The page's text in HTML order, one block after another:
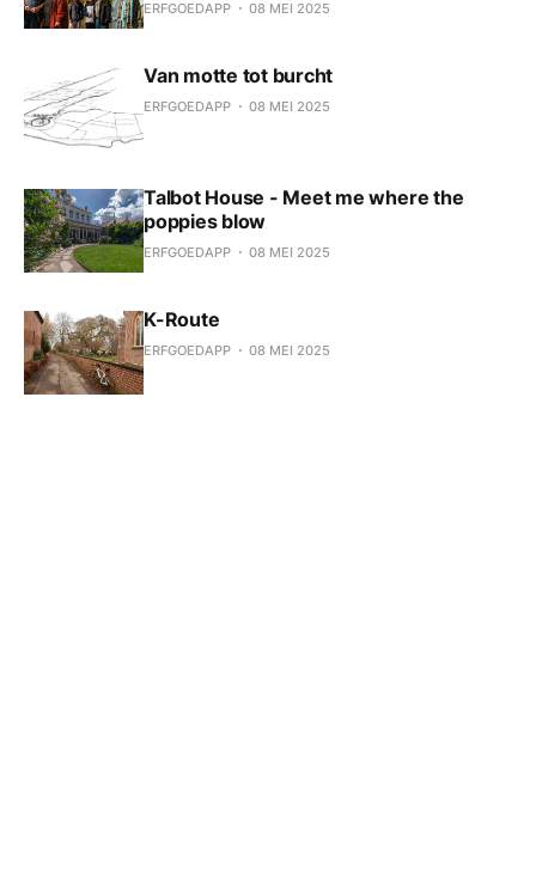
ERFGOEDAPP 08 MEI 2025
Van motte tot burcht
ERFGOEDAPP 08 MEI 2025
Talbot House - Meet me where the
poppies blow
ERFGOEDAPP 08 MEI 2025
K-Route
ERFGOEDAPP 08 MEI 2025